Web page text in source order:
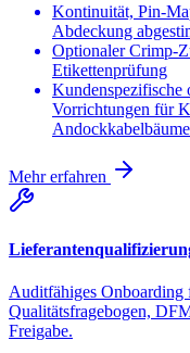
Kontinuität, Pin-
Abdeckung
Optionaler Crimp-
Etikettenprüfung
Kundenspezifische
Vorrichtungen für
Mehr erfahren
Auditfähiges
Qualitätsfragebogen,
Freigabe.